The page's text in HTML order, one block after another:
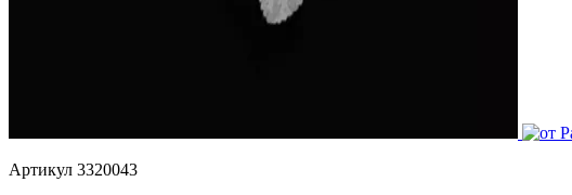
Артикул 3320043